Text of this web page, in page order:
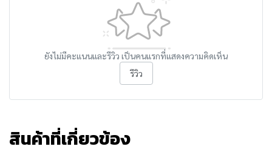
ยังไม่มีคะแนนและรีวิว เป็นคนแรกที่แสดงความคิดเห็น
รีวิว
สินค้าที่เกี่ยวข้อง